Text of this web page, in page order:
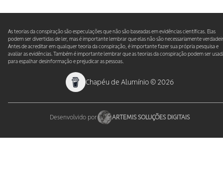
As teorias da conspiração são especulações que não são baseadas em evidências científicas. Elas
podem ser divertidas de ler, mas é importante lembrar que elas não são necessariamente
Antes de acreditar em qualquer teoria da conspiração, é importante fazer sua própria pesquisa e
avaliar as evidências. Também é importante lembrar que as teorias da conspiração podem ser
para espalhar desinformação e prejudicar as pessoas.
Chapéu de Alumínio© 2026
Desenvolvido por ARTEMIS SOLUÇÕES DIGITAIS